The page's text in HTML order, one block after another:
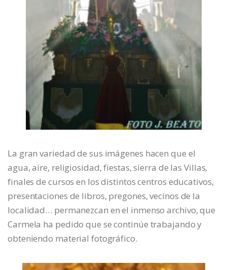
La gran variedad de sus imágenes hacen que el
agua, aire, religiosidad, fiestas, sierra de las Villas,
finales de cursos en los distintos centros educativos,
presentaciones de libros, pregones, vecinos de la
localidad… permanezcan en el inmenso archivo, que
Carmela ha pedido que se continúe trabajando y
obteniendo material fotográfico.